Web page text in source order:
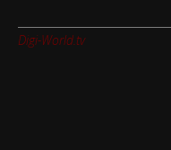
Digi-World.tv